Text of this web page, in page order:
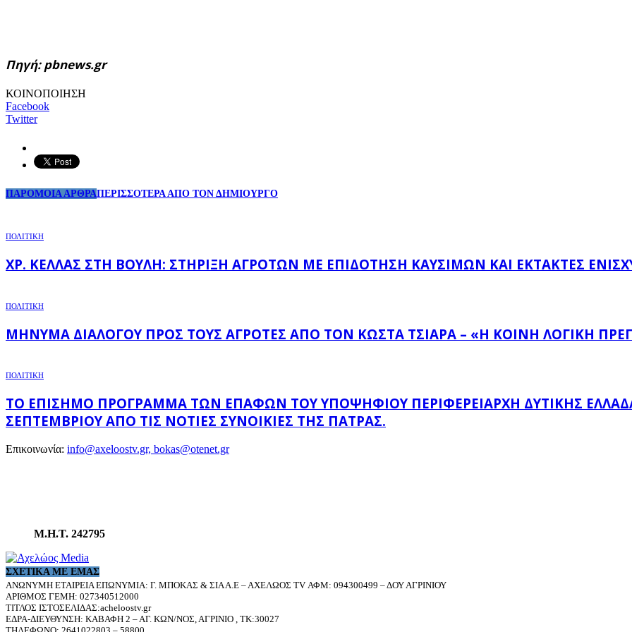
Πηγή: pbnews.gr
ΚΟΙΝΟΠΟΙΗΣΗ
Facebook
Twitter
ΠΑΡΟΜΟΙΑ ΑΡΘΡΑΠΕΡΙΣΣΟΤΕΡΑ ΑΠΟ ΤΟΝ ΔΗΜΙΟΥΡΓΟ
ΠΟΛΙΤΙΚΗ
ΧΡ. ΚΈΛΛΑΣ ΣΤΗ ΒΟΥΛΉ: ΣΤΉΡΙΞΗ ΑΓΡΟΤΏΝ ΜΕ ΕΠΙΔΌΤΗΣΗ ΚΑΥΣΊΜΩΝ ΚΑΙ ΈΚΤΑΚΤΕΣ
ΠΟΛΙΤΙΚΗ
ΜΉΝΥΜΑ ΔΙΑΛΌΓΟΥ ΠΡΟΣ ΤΟΥΣ ΑΓΡΌΤΕΣ ΑΠΌ ΤΟΝ ΚΏΣΤΑ ΤΣΙΆΡΑ – «Η ΚΟΙΝΉ ΛΟΓΙΚΉ
ΠΟΛΙΤΙΚΗ
ΤΟ ΕΠΊΣΗΜΟ ΠΡΌΓΡΑΜΜΑ ΤΩΝ ΕΠΑΦΏΝ ΤΟΥ ΥΠΟΨΉΦΙΟΥ ΠΕΡΙΦΕΡΕΙΆΡΧΗ ΔΥΤΙΚΉΣ
ΣΕΠΤΕΜΒΡΊΟΥ ΑΠΌ ΤΙΣ ΝΌΤΙΕΣ ΣΥΝΟΙΚΊΕΣ ΤΗΣ ΠΆΤΡΑΣ.
Επικοινωνία: info@axeloostv.gr, bokas@otenet.gr
Μ.Η.Τ. 242795
ΣΧΕΤΙΚΆ ΜΕ ΕΜΆΣ
ΑΝΩΝΥΜΗ ΕΤΑΙΡΕΙΑ ΕΠΩΝΥΜΙΑ: Γ. ΜΠΟΚΑΣ & ΣΙΑ Α.Ε – ΑΧΕΛΩΟΣ TV ΑΦΜ: 094300499 – ΔΟΥ ΑΓΡΙΝΙΟΥ
ΑΡΙΘΜΟΣ ΓΕΜΗ: 027340512000
ΤΙΤΛΟΣ ΙΣΤΟΣΕΛΙΔΑΣ:acheloostv.gr
ΕΔΡΑ-ΔΙΕΥΘΥΝΣΗ: ΚΑΒΑΦΗ 2 – ΑΓ. ΚΩΝ/ΝΟΣ, ΑΓΡΙΝΙΟ , ΤΚ:30027